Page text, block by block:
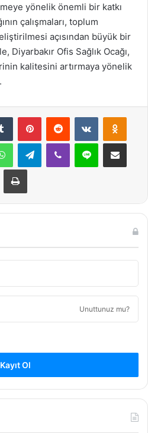
yönelik önemli bir katkı
çalışmaları, toplum
açısından büyük bir
Diyarbakır Ofis Sağlık Ocağı,
kalitesini artırmaya yönelik
Tumblr PinterestReddit VKontakte
WhatsAppTelegramViber Line E-Posta ile
Yazdır
Unuttunuz mu?
Kayıt Ol